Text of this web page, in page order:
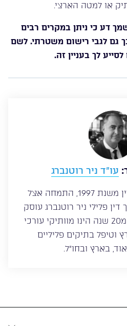
או למטה הארצי.
דע כי ניתן במקרים רבים
גם לגבי רישום משטרתי. לשם
לך בעניין זה.
עו”ד ניר רוטנברג
חבר לשכת עורכי הדין משנת 1997, התמחה אצל
דין פלילי ניר רוטנברג עוסק
במשפט פלילי למעלה מ20 שנה הינו מוותיקי עורכי
וטיפל בתיקים פליליים
בארץ ובחו”ל.